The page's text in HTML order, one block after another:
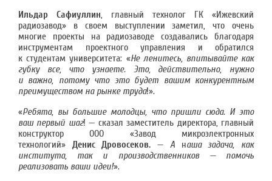
Ильдар Сафиуллин, главный технолог ГК «Ижевский
радиозавод» в своем выступлении заметил, что очень
многие проекты на радиозаводе создавались благодаря
инструментам проектного управления и обратился
к студентам университета: «Не ленитесь, впитывайте как
губку все, что узнаете. Это, действительно, нужно
и важно, потому что это будет вашим конкурентным
преимуществом на рынке труда!».
«Ребята, вы большие молодцы, что пришли сюда. И это
ваш первый шаг! — сказал заместитель директора, главный
конструктор ООО «Завод микроэлектронных
технологий» Денис Дровосеков. — Анаша задача, как
института, так и производственников — помочь
реализовать ваши идеи!».